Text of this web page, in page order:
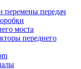
перемены передач
моста
переднего